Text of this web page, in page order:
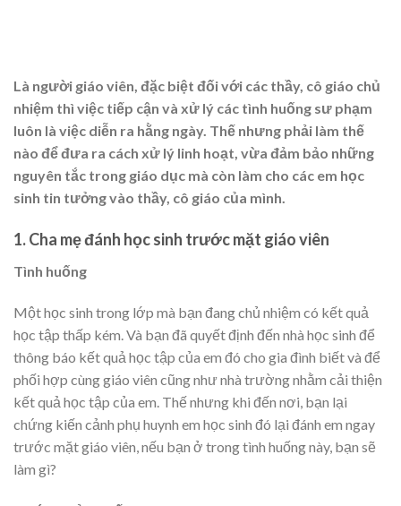
Là người giáo viên, đặc biệt đối với các thầy, cô giáo chủ
nhiệm thì việc tiếp cận và xử lý các tình huống sư phạm
luôn là việc diễn ra hằng ngày. Thế nhưng phải làm thế
nào để đưa ra cách xử lý linh hoạt, vừa đảm bảo những
nguyên tắc trong giáo dục mà còn làm cho các em học
sinh tin tưởng vào thầy, cô giáo của mình.
1. Cha mẹ đánh học sinh trước mặt giáo viên
Tình huống
Một học sinh trong lớp mà bạn đang chủ nhiệm có kết quả
học tập thấp kém. Và bạn đã quyết định đến nhà học sinh để
thông báo kết quả học tập của em đó cho gia đình biết và để
phối hợp cùng giáo viên cũng như nhà trường nhằm cải thiện
kết quả học tập của em. Thế nhưng khi đến nơi, bạn lại
chứng kiến cảnh phụ huynh em học sinh đó lại đánh em ngay
trước mặt giáo viên, nếu bạn ở trong tình huống này, bạn sẽ
làm gì?